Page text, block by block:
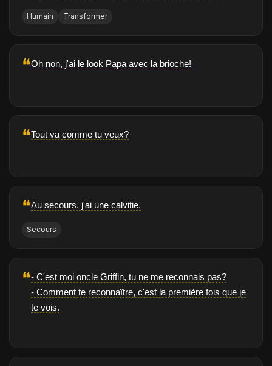
Humain Transformer
❝Oh non, j'ai le look Papa avec la brioche!
❝Tout va comme tu veux?
❝Au secours, j'ai une calvitie.
Secours
❝- C'est moi oncle Griffin, tu ne me reconnais pas?
- Comment te reconnaître, c'est la première fois que je
te vois.